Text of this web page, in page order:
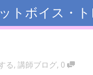
トボイス・ト
る, 講師ブログ, 0